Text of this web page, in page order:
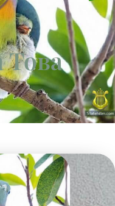
Това